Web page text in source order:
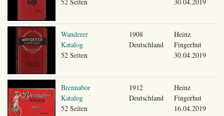
Wanderer
Katalog
52 Seiten
1908
Deutschland
Heinz
Fingerhut
30.04.2019
Brennabor
Katalog
52 Seiten
1912
Deutschland
Heinz
Fingerhut
16.04.2019